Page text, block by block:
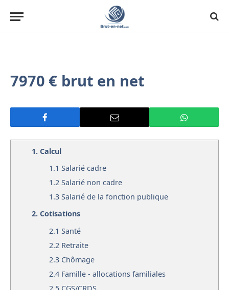
7970 € brut en net
1. Calcul
1.1 Salarié cadre
1.2 Salarié non cadre
1.3 Salarié de la fonction publique
2. Cotisations
2.1 Santé
2.2 Retraite
2.3 Chômage
2.4 Famille - allocations familiales
2.5 CGS/CRDS